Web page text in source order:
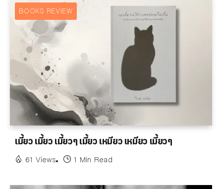
BOOKS REVIEW
เมี้ยว เมี้ยว เมี้ยวๆ เมี้ยว เหมียว เหมียว เมี้ยวๆ
61 Views 1 Min Read